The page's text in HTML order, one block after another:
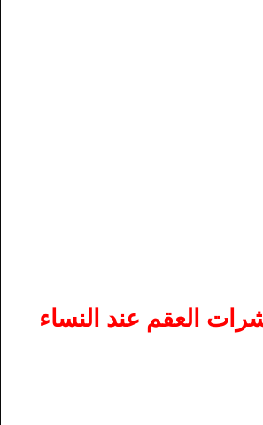
العقم عند النساء